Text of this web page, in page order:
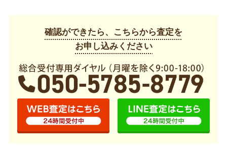
確認ができたら、こちらから査定を
お申し込みください